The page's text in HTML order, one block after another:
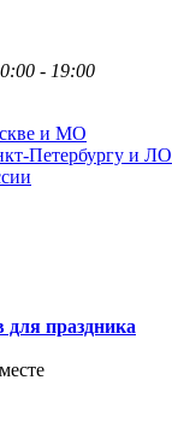
- 19:00
и МО
Петербургу и ЛО
для праздника